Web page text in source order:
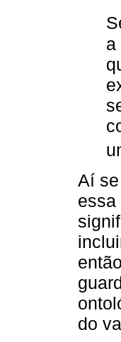
a
Aí
essa
do